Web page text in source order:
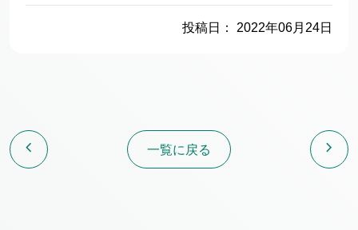
投稿日： 2022年06月24日
chevron_left 一覧に戻る chevron_right